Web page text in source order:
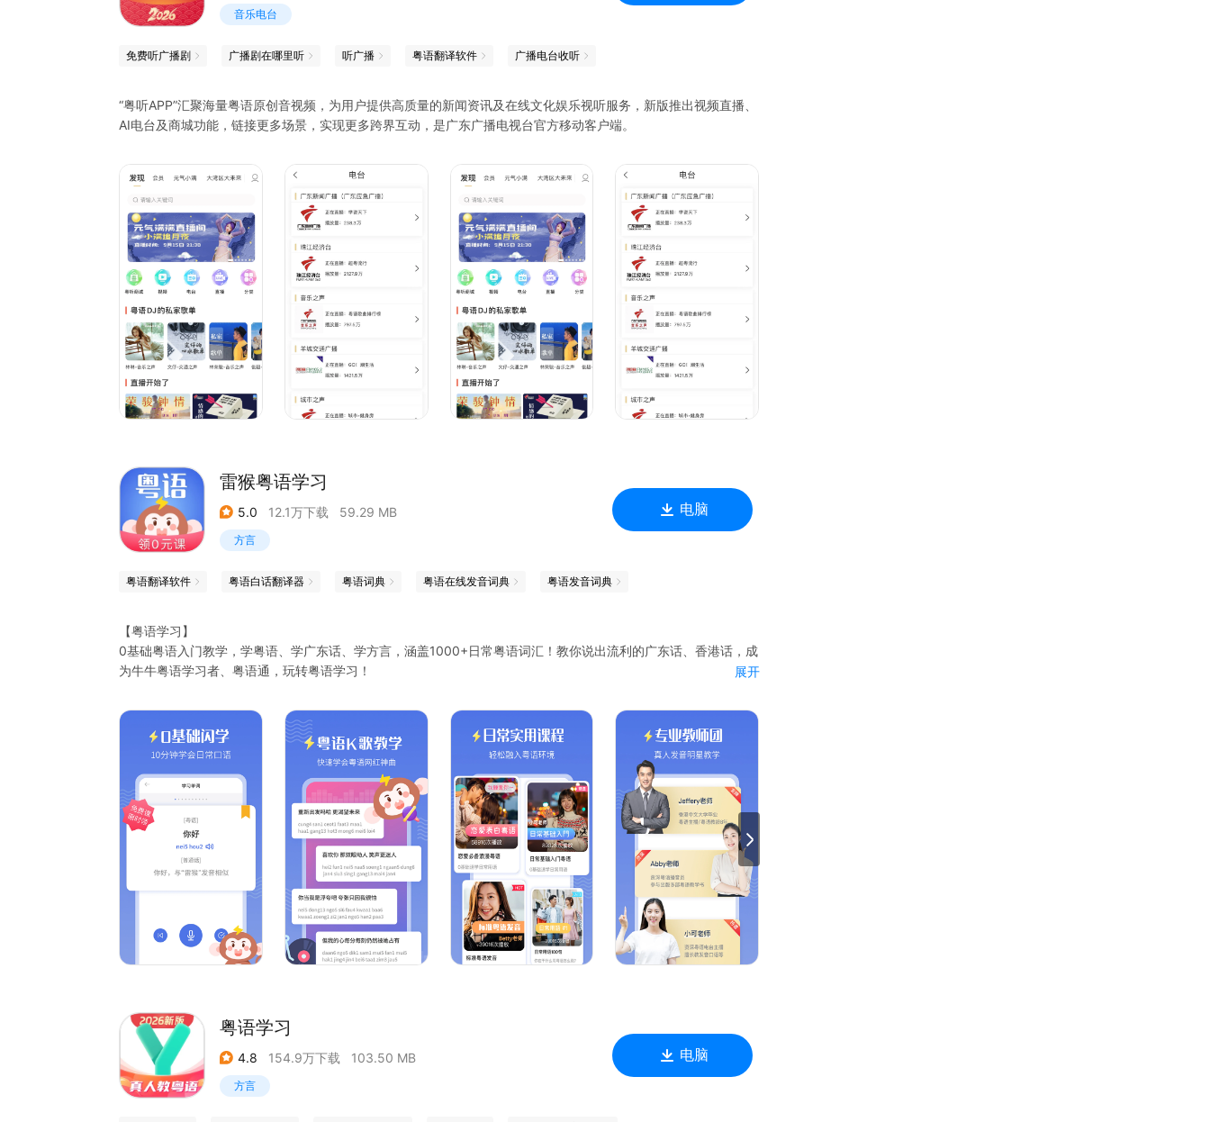
音乐电台
免费听广播剧 广播剧在哪里听 听广播 粤语翻译软件 广播电台收听
“粤听APP”汇聚海量粤语原创音视频，为用户提供高质量的新闻资讯及在线文化娱乐视听服务，新版推出视频直播、
AI电台及商城功能，链接更多场景，实现更多跨界互动，是广东广播电视台官方移动客户端。
雷猴粤语学习
5.0 12.1万下载 59.29 MB
方言
电脑
粤语翻译软件 粤语白话翻译器 粤语词典 粤语在线发音词典 粤语发音词典
【粤语学习】
0基础粤语入门教学，学粤语、学广东话、学方言，涵盖1000+日常粤语词汇！教你说出流利的广东话、香港话，成
为牛牛粤语学习者、粤语通，玩转粤语学习！
【粤语发音、粤语拼音学习】
系统学习粤语发音、粤语九声六调，粤语发音音视频全程辅导。为唱粤语歌曲、看粤语拼音、看粤语剧、香港剧、
港剧tvb、香港和澳门旅游打好基础！学好粤语发音，才能说好粤语！
【tvb港剧港片台词】
严选100+部经典tvb港剧台词，轻松一边看港片、tvb翡翠台、港剧网、香港剧、粤语电视剧，一边学粤语！轻松看
粤语电影、港片、粤tv、無線新聞，轻松粤语学习！
【粤语歌曲】
喜爱的粤语歌不会唱？不会粤语歌词？我们给每首粤语歌曲都设置了标准发音的粤语歌词、粤拼、粤语发音！并有
粤语歌曲教学！让你有效看懂粤语拼音，听懂粤语歌词，唱出粤语歌！
【粤语翻译、粤语字典、粤语输入法】
去香港、澳门、广东玩，或者学习工作，雷猴就是你的粤语翻译，随身的粤语翻译器、粤语学习通、粤语掌上通！
展开
粤语学习
4.8 154.9万下载 103.50 MB
方言
电脑